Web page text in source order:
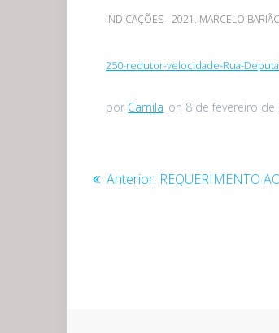
INDICAÇÕES - 2021 , MARCELO
250-redutor-velocidade-Rua-
por Camila on 8 de fevereiro de
Navegação
Anterior: Post
REQUERIMENTO